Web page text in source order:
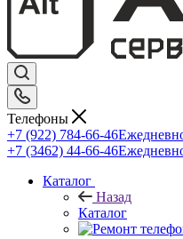
Телефоны
+7 (922) 784-66-46
+7 (3462) 44-66-46
Каталог
Назад
Каталог